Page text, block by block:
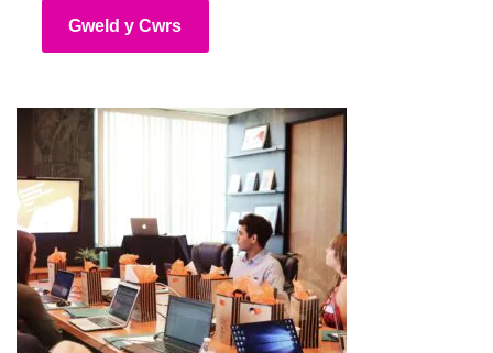
Gweld y Cwrs